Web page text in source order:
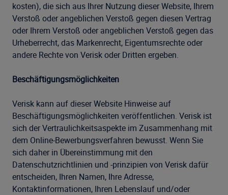
kosten), die sich aus Ihrer Nutzung dieser Website, Ihrem
Verstoß oder angeblichen Verstoß gegen diesen Vertrag
oder Ihrem Verstoß oder angeblichen Verstoß gegen das
Urheberrecht, das Markenrecht, Eigentumsrechte oder
andere Rechte von Verisk oder Dritten ergeben.
Beschäftigungsmöglichkeiten
Verisk kann auf dieser Website Hinweise auf
Beschäftigungsmöglichkeiten veröffentlichen. Verisk ist
sich der Vertraulichkeitsaspekte im Zusammenhang mit
dem Online-Bewerbungsverfahren bewusst. Wenn Sie
sich daher in Übereinstimmung mit den
Datenschutzrichtlinien und -prinzipien von Verisk dafür
entscheiden, Ihren Namen, Ihre Adresse,
Kontaktinformationen, Ihren Lebenslauf und/oder